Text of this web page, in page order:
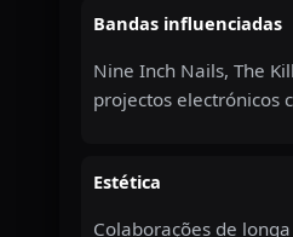
Bandas influenciadas
Nine Inch Nails, The
projectos electrónicos
Estética
Colaborações de